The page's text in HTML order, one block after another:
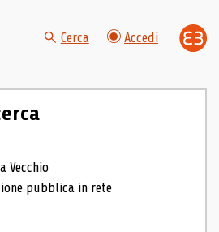
Cerca Accedi
Vecchio
pubblica in rete